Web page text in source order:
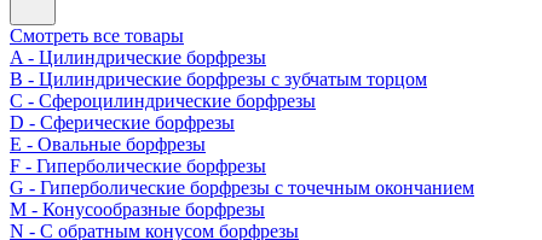
Смотреть все товары
A - Цилиндрические борфрезы
B - Цилиндрические борфрезы с зубчатым торцом
C - Сфероцилиндрические борфрезы
D - Сферические борфрезы
E - Овальные борфрезы
F - Гиперболические борфрезы
G - Гиперболические борфрезы с точечным окончанием
M - Конусообразные борфрезы
N - С обратным конусом борфрезы